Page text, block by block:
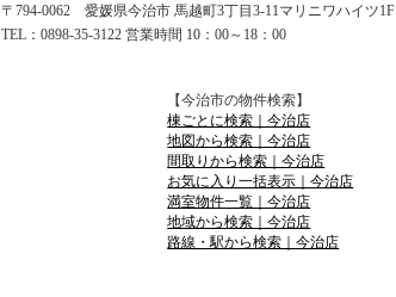
〒794-0062 愛媛県今治市 馬越町3丁目3-11マリニワハイツ1F
TEL：0898-35-3122 営業時間 10：00～18：00
【今治市の物件検索】
棟ごとに検索｜今治店
地図から検索｜今治店
間取りから検索｜今治店
お気に入り一括表示｜今治店
満室物件一覧｜今治店
地域から検索｜今治店
路線・駅から検索｜今治店